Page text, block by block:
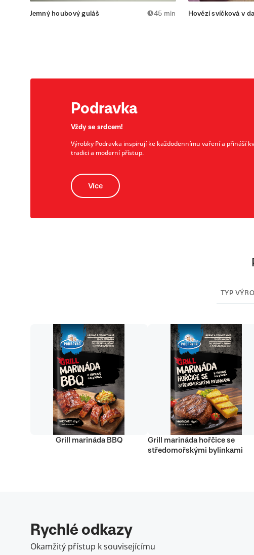
Jemný houbový guláš 45 min Hovězí svíčková v
Podravka
Vždy se srdcem!
Výrobky Podravka inspirují ke každodennímu vaření a přináší
tradici a moderní přístup.
Více
TYP
Grill marináda BBQ
Grill marináda hořčice se
středomořskými bylinkami
Rychlé odkazy
Okamžitý přístup k souvisejícímu